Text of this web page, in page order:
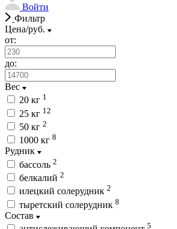
Войти
Фильтр
Цена/руб.
от:
до:
Вес
20 кг 1
25 кг 12
50 кг 2
1000 кг 8
Рудник
бассоль 2
белкалий 2
илецкий солерудник 2
тыретский солерудник 8
Состав
5